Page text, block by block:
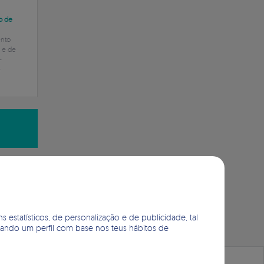
de
e de
estatísticos, de personalização e de publicidade, tal
um perfil com base nos teus hábitos de